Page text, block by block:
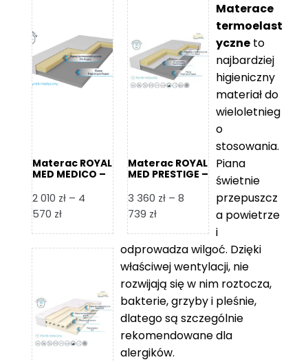
do
8
865 zł
Materac ROYAL
MED MEDICO –
2 010 zł – 4
570 złZakres
od
4
570 zł
Materac ROYAL
MED PRESTIGE –
3 360 zł – 8
739 złZakres
od
3
360 zł
do
8
739 zł
Materace
termoelast
yczne to
najbardziej
higieniczny
materiał do
wieloletnieg
o
stosowania.
Piana
świetnie
przepuszcz
a powietrze
i
odprowadza wilgoć. Dzięki
właściwej wentylacji, nie
rozwijają się w nim roztocza,
bakterie, grzyby i pleśnie,
dlatego są szczególnie
rekomendowane dla
alergików.